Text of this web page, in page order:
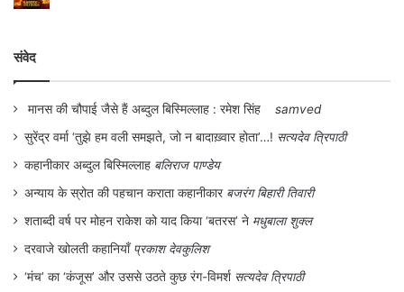
संवेद
मानस की चौपाई जैसे हैं अब्दुल बिस्मिल्लाह : रमेश सिंह
samved
सुरेंद्र वर्मा ‘तुझे हम वली समझते, जो न बादाख़्वार होता’…! सत्यदेव त्रिपाठी
कहानीकार अब्दुल बिस्मिल्लाह बलिराज पाण्डेय
अन्याय के स्रोत की पहचान कराता कहानीकार बजरंग बिहारी तिवारी
शताब्दी वर्ष पर मोहन राकेश को याद किया ‘बतरस’ ने मधुबाला शुक्ल
दरवाजे खोलती कहानियाँ प्रकाश देवकुलिश
‘मंच’ का ‘कंजूस’ और उससे उठते कुछ रंग-विमर्श सत्यदेव त्रिपाठी